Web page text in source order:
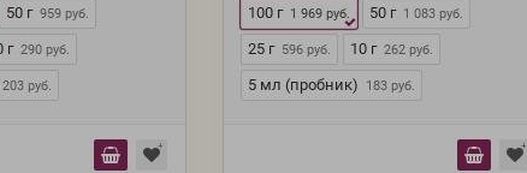
50 г 959 руб.
г 290 руб.
203 руб.
100 г 1 969 руб. 50 г 1 083 руб.
25 г 596 руб. 10 г 262 руб.
5 мл (пробник) 183 руб.